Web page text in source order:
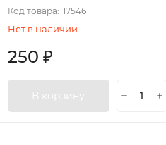
Код товара: 17546
Нет в наличии
250₽
В корзину